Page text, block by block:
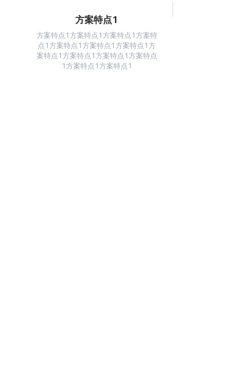
方案特点1
方案特点1方案特点1方案特点1方案特
点1方案特点1方案特点1方案特点1方
案特点1方案特点1方案特点1方案特点
1方案特点1方案特点1